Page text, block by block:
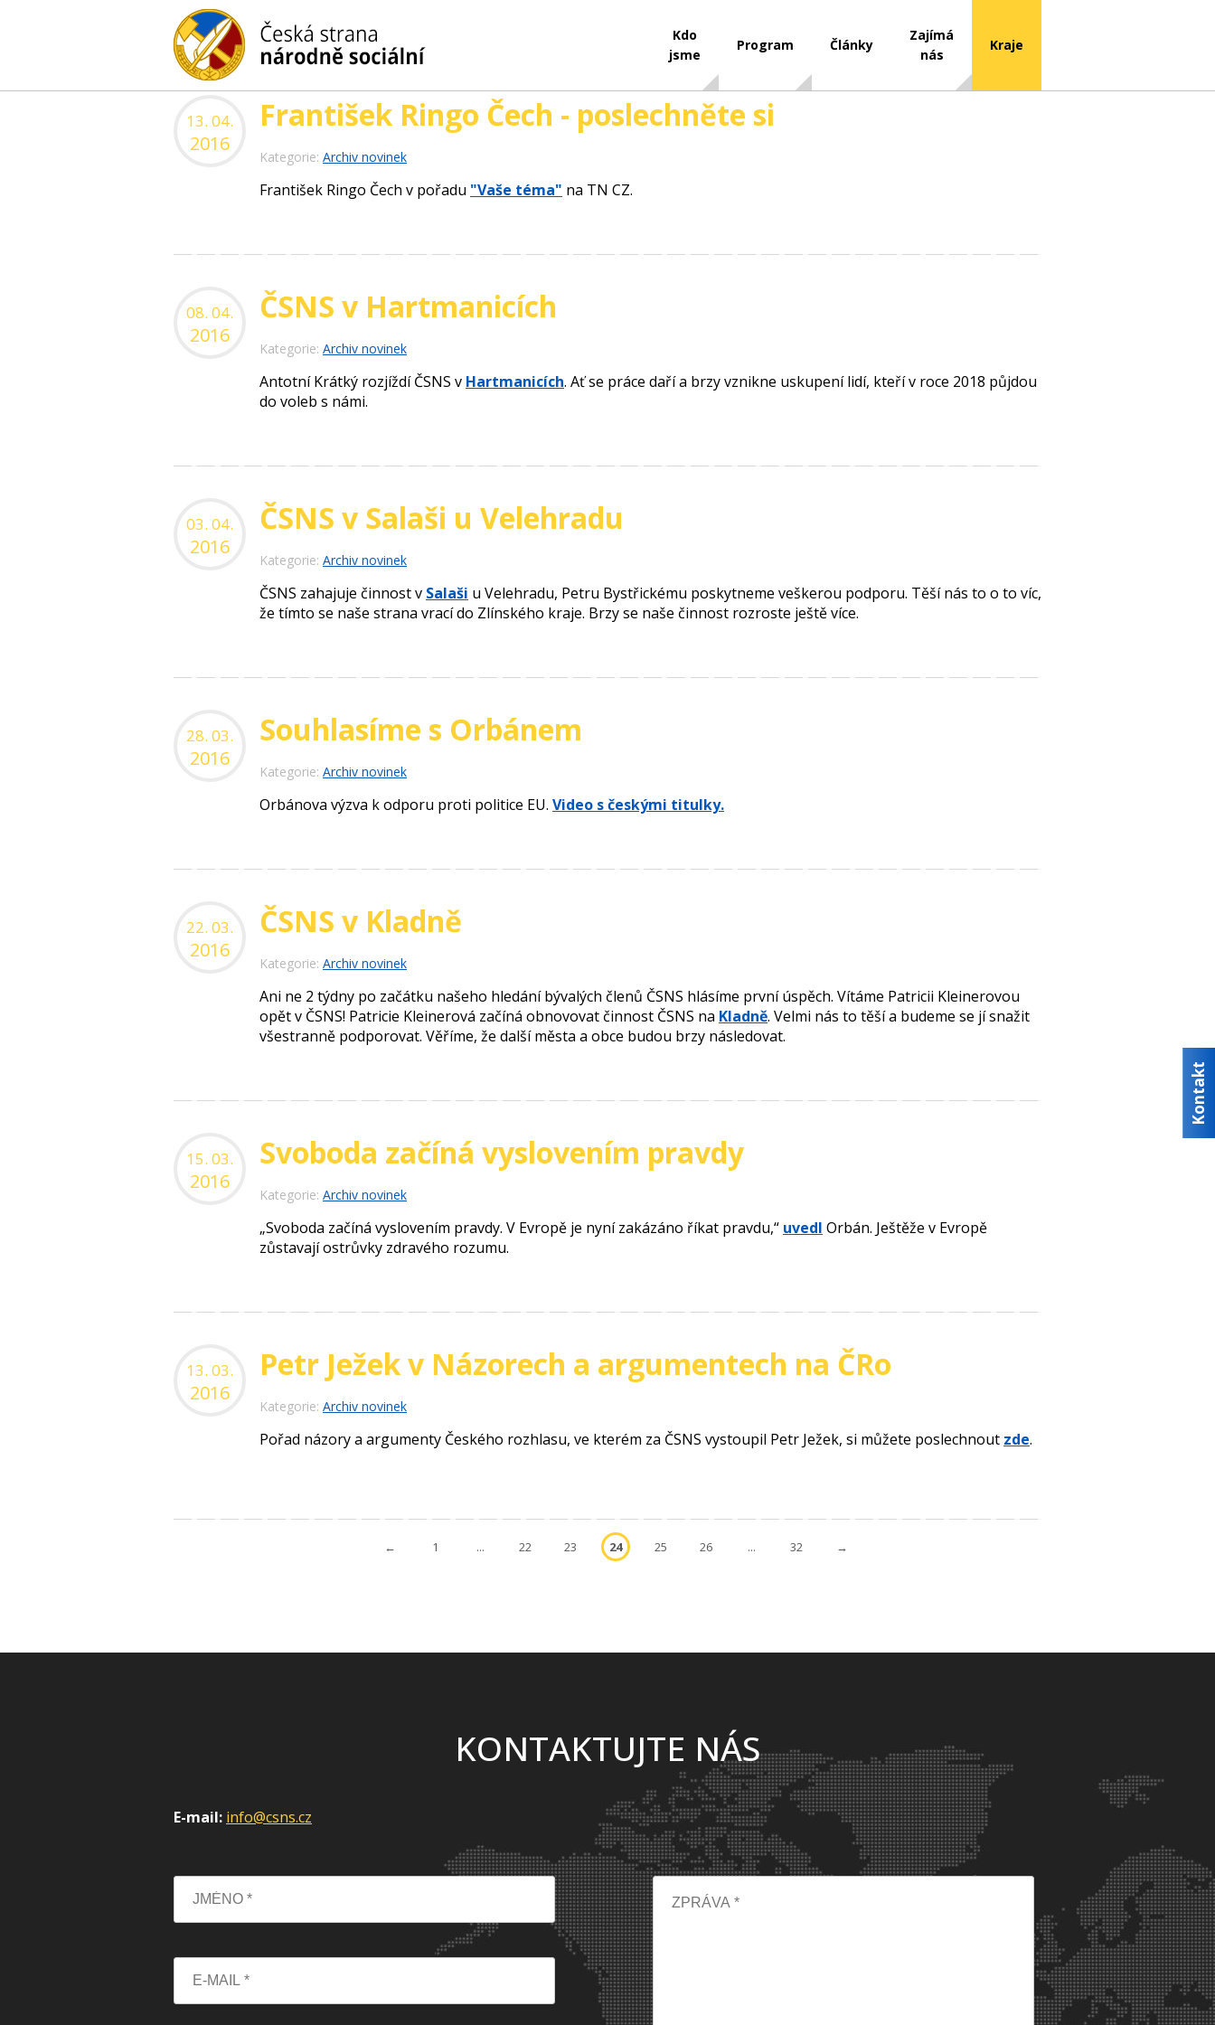
Kraje
Kdo
jsme
Program Články
Zajímá
nás
13. 04.
2016
František Ringo Čech - poslechněte si
Kategorie: Archiv novinek
František Ringo Čech v pořadu "Vaše téma" na TN CZ.
08. 04.
2016
ČSNS v Hartmanicích
Kategorie: Archiv novinek
Antotní Krátký rozjíždí ČSNS v Hartmanicích. Ať se práce daří a brzy vznikne uskupení lidí, kteří v roce 2018 půjdou
do voleb s námi.
03. 04.
2016
ČSNS v Salaši u Velehradu
Kategorie: Archiv novinek
ČSNS zahajuje činnost v Salaši u Velehradu, Petru Bystřickému poskytneme veškerou podporu. Těší nás to o to víc,
že tímto se naše strana vrací do Zlínského kraje. Brzy se naše činnost rozroste ještě více.
28. 03.
2016
Souhlasíme s Orbánem
Kategorie: Archiv novinek
Orbánova výzva k odporu proti politice EU. Video s českými titulky.
22. 03.
2016
ČSNS v Kladně
Kategorie: Archiv novinek
Ani ne 2 týdny po začátku našeho hledání bývalých členů ČSNS hlásíme první úspěch. Vítáme Patricii Kleinerovou
opět v ČSNS! Patricie Kleinerová začíná obnovovat činnost ČSNS na Kladně. Velmi nás to těší a budeme se jí snažit
všestranně podporovat. Věříme, že další města a obce budou brzy následovat.
15. 03.
2016
Svoboda začíná vyslovením pravdy
Kategorie: Archiv novinek
„Svoboda začíná vyslovením pravdy. V Evropě je nyní zakázáno říkat pravdu,“ uvedl Orbán. Ještěže v Evropě
zůstavají ostrůvky zdravého rozumu.
13. 03.
2016
Petr Ježek v Názorech a argumentech na ČRo
Kategorie: Archiv novinek
Pořad názory a argumenty Českého rozhlasu, ve kterém za ČSNS vystoupil Petr Ježek, si můžete poslechnout zde.
← 1 ... 22 23 24 25 26 ... 32 →
KONTAKTUJTE NÁS
E-mail: info@csns.cz
Kontakt